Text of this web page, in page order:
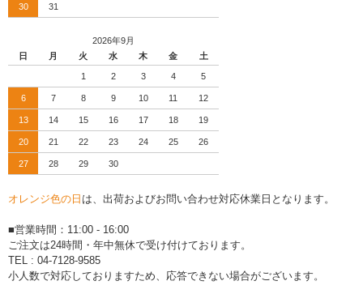
30 31
2026年9月
日
月 火 水 木 金 土
1 2 3 4 5
6 7 8 9 10 11 12
13 14 15 16 17 18 19
20 21 22 23 24 25 26
27 28 29 30
オレンジ色の日 は、出荷およびお問い合わせ対応休業日となります。
■営業時間：11:00 - 16:00
ご注文は24時間・年中無休で受け付けております。
TEL : 04-7128-9585
小人数で対応しておりますため、応答できない場合がございます。